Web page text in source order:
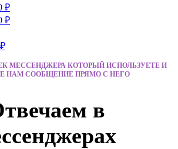
₽
₽
МЕССЕНДЖЕРА КОТОРЫЙ ИСПОЛЬЗУЕТЕ И
НАМ СООБЩЕНИЕ ПРЯМО С НЕГО
в